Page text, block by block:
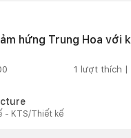
hứng Trung Hoa với
1 lượt thích |
- KTS/Thiết kế